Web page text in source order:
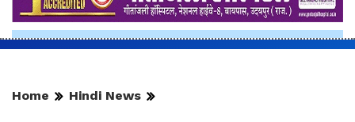
Home Hindi News